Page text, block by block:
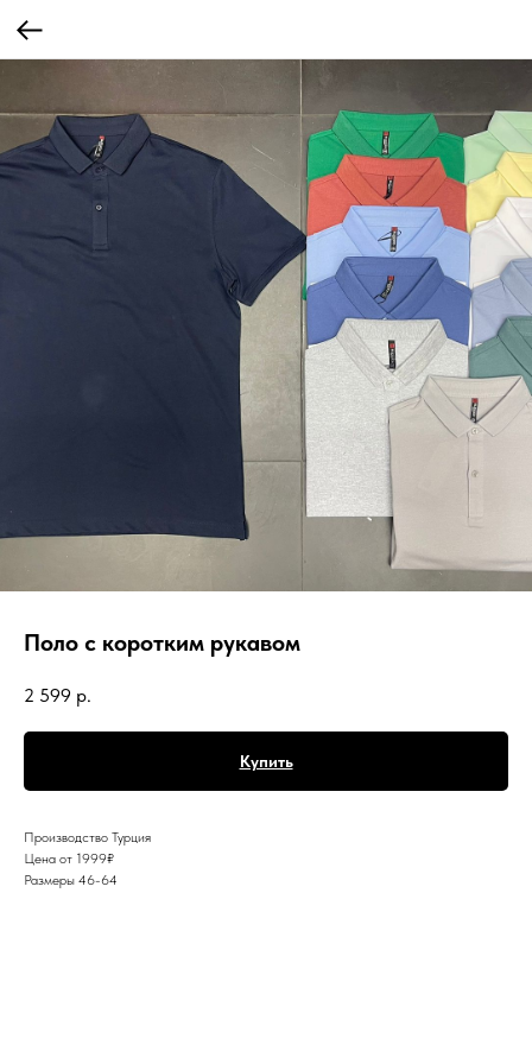
Поло с коротким рукавом
2 599 р.
Купить
Производство Турция
Цена от 1999₽
Размеры 46-64